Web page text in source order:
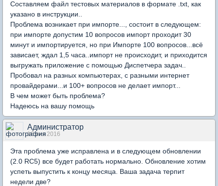
Составляем файл тестовых материалов в формате .txt, как
указано в инструкции..
Проблема возникает при импорте..., состоит в следующем:
при импорте допустим 10 вопросов импорт проходит 30
минут и импортируется, но при Импорте 100 вопросов...всё
зависает, ждал 1,5 часа..импорт не происходит, и приходится
выгружать приложение с помощью Диспетчера задач..
Пробовал на разных компьютерах, с разными интернет
провайдерами...и 100+ вопросов не делает импорт...
В чем может быть проблема?
Надеюсь на вашу помощь
Администратор
16 янв 2016
Эта проблема уже исправлена и в следующем обновлении
(2.0 RC5) все будет работать нормально. Обновление хотим
успеть выпустить к концу месяца. Ваша задача терпит
недели две?